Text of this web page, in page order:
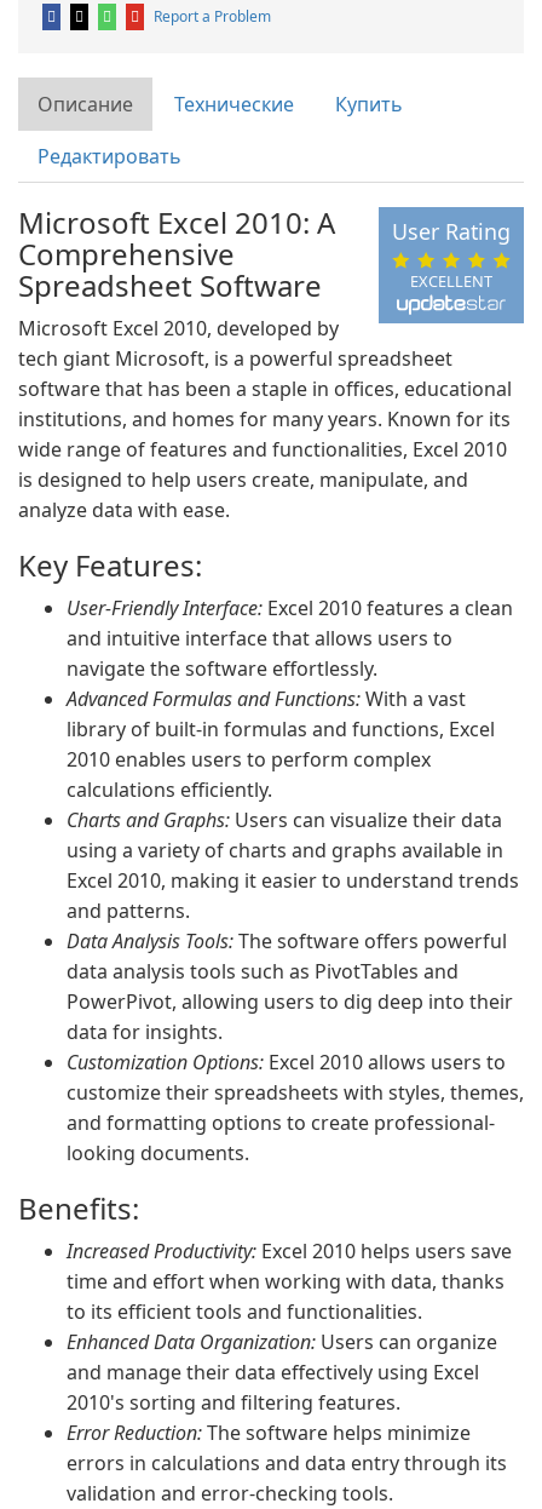
Report a Problem
Описание Технические
Купить
Редактировать
EXCELLENT
User Rating
Microsoft Excel 2010: A
Comprehensive
Spreadsheet Software
Microsoft Excel 2010, developed by
tech giant Microsoft, is a powerful spreadsheet
software that has been a staple in offices, educational
institutions, and homes for many years. Known for its
wide range of features and functionalities, Excel 2010
is designed to help users create, manipulate, and
analyze data with ease.
Key Features:
User-Friendly Interface: Excel 2010 features a clean
and intuitive interface that allows users to
navigate the software effortlessly.
Advanced Formulas and Functions:With a vast
library of built-in formulas and functions, Excel
2010 enables users to perform complex
calculations efficiently.
Charts and Graphs: Users can visualize their data
using a variety of charts and graphs available in
Excel 2010, making it easier to understand trends
and patterns.
Data Analysis Tools:The software offers powerful
data analysis tools such as PivotTables and
PowerPivot, allowing users to dig deep into their
data for insights.
Customization Options: Excel 2010 allows users to
customize their spreadsheets with styles, themes,
and formatting options to create professional-
looking documents.
Benefits:
Increased Productivity: Excel 2010 helps users save
time and effort when working with data, thanks
to its efficient tools and functionalities.
Enhanced Data Organization: Users can organize
and manage their data effectively using Excel
2010's sorting and filtering features.
Error Reduction:The software helps minimize
errors in calculations and data entry through its
validation and error-checking tools.